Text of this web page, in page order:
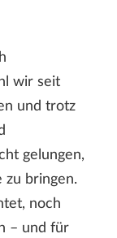
wir seit
und trotz
gelungen,
zu bringen.
noch
– und für